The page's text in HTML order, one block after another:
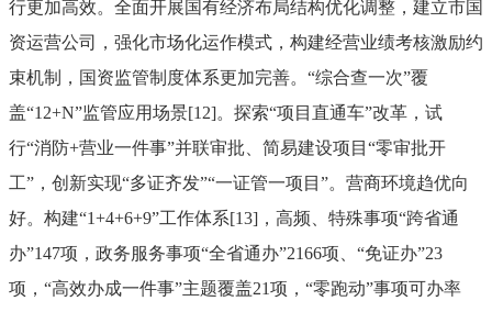
行更加高效。全面开展国有经济布局结构优化调整，建立市国
资运营公司，强化市场化运作模式， 构建经营业绩考核激励约
束机制， 国资监管制度体系更加完善。 “综合查一次”覆
盖“12+N”监管应用场景[12]。探索“项目直通车”改革，试
行“消防+营业一件事”并联审批、简易建设项目 “零审批开
工” ，创新实现“多证齐发”“一证管一项目 ”。 营商环境趋优向
好。 构建“1+4+6+9”工作体系[13] ，高频、特殊事项“跨省通
办”147项，政务服务事项“全省通办”2166项、 “免证办”23
项， “高效办成一件事”主题覆盖21项， “零跑动”事项可办率